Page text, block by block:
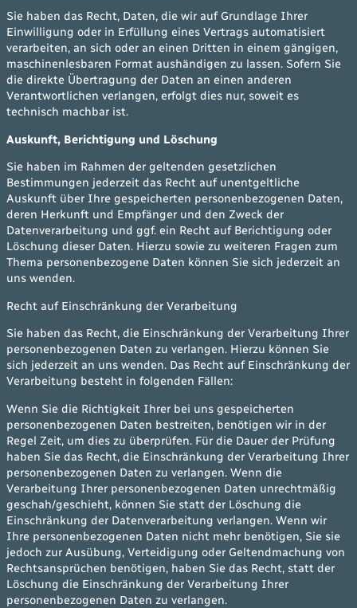
Sie haben das Recht, Daten, die wir auf Grundlage Ihrer
Einwilligung oder in Erfüllung eines Vertrags automatisiert
verarbeiten, an sich oder an einen Dritten in einem gängigen,
maschinenlesbaren Format aushändigen zu lassen. Sofern Sie
die direkte Übertragung der Daten an einen anderen
Verantwortlichen verlangen, erfolgt dies nur, soweit es
technisch machbar ist.
Auskunft, Berichtigung und Löschung
Sie haben im Rahmen der geltenden gesetzlichen
Bestimmungen jederzeit das Recht auf unentgeltliche
Auskunft über Ihre gespeicherten personenbezogenen Daten,
deren Herkunft und Empfänger und den Zweck der
Datenverarbeitung und ggf. ein Recht auf Berichtigung oder
Löschung dieser Daten. Hierzu sowie zu weiteren Fragen zum
Thema personenbezogene Daten können Sie sich jederzeit an
uns wenden.
Recht auf Einschränkung der Verarbeitung
Sie haben das Recht, die Einschränkung der Verarbeitung Ihrer
personenbezogenen Daten zu verlangen. Hierzu können Sie
sich jederzeit an uns wenden. Das Recht auf Einschränkung der
Verarbeitung besteht in folgenden Fällen:
Wenn Sie die Richtigkeit Ihrer bei uns gespeicherten
personenbezogenen Daten bestreiten, benötigen wir in der
Regel Zeit, um dies zu überprüfen. Für die Dauer der Prüfung
haben Sie das Recht, die Einschränkung der Verarbeitung Ihrer
personenbezogenen Daten zu verlangen. Wenn die
Verarbeitung Ihrer personenbezogenen Daten unrechtmäßig
geschah/geschieht, können Sie statt der Löschung die
Einschränkung der Datenverarbeitung verlangen. Wenn wir
Ihre personenbezogenen Daten nicht mehr benötigen, Sie sie
jedoch zur Ausübung, Verteidigung oder Geltendmachung von
Rechtsansprüchen benötigen, haben Sie das Recht, statt der
Löschung die Einschränkung der Verarbeitung Ihrer
personenbezogenen Daten zu verlangen.